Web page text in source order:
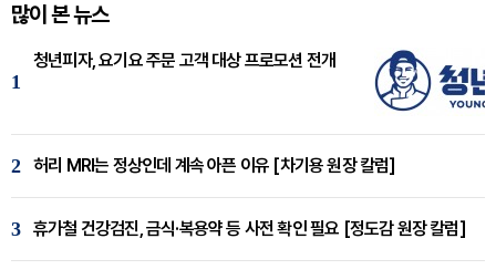
많이 본 뉴스
1
청년피자, 요기요 주문 고객 대상 프로모션 전개
2 허리 MRI는 정상인데 계속 아픈 이유 [차기용 원장 칼럼]
3 휴가철 건강검진, 금식·복용약 등 사전 확인 필요 [정도감 원장 칼럼]